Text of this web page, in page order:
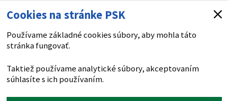
Cookies na stránke PSK
Používame základné cookies súbory, aby mohla táto
stránka fungovať.
Taktiež používame analytické súbory, akceptovaním
súhlasíte s ich používaním.